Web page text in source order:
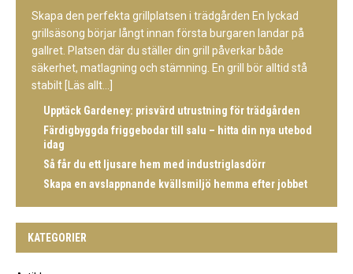
Skapa den perfekta grillplatsen i trädgården En lyckad
grillsäsong börjar långt innan första burgaren landar på
gallret. Platsen där du ställer din grill påverkar både
säkerhet, matlagning och stämning. En grill bör alltid stå
stabilt
[Läs allt...]
Upptäck Gardeney: prisvärd utrustning för trädgården
Färdigbyggda friggebodar till salu – hitta din nya utebod
idag
Så får du ett ljusare hem med industriglasdörr
Skapa en avslappnande kvällsmiljö hemma efter jobbet
KATEGORIER